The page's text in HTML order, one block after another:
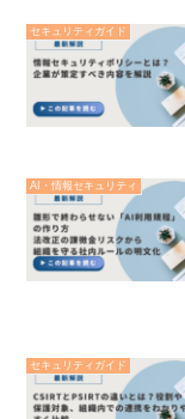
セキュリティガイド
AI・情報セキュリティ
セキュリティガイド